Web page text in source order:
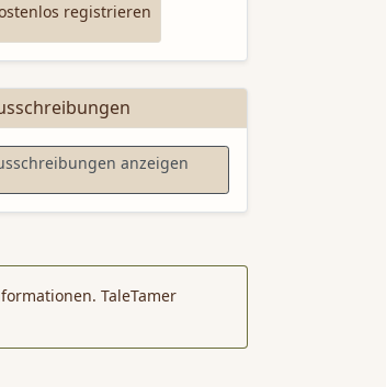
registrieren
anzeigen
TaleTamer